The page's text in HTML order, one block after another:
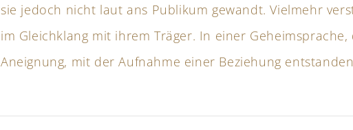
sie jedoch nicht laut ans Publikum gewandt. Vielmehr
im Gleichklang mit ihrem Träger. In einer
Aneignung, mit der Aufnahme einer Beziehung